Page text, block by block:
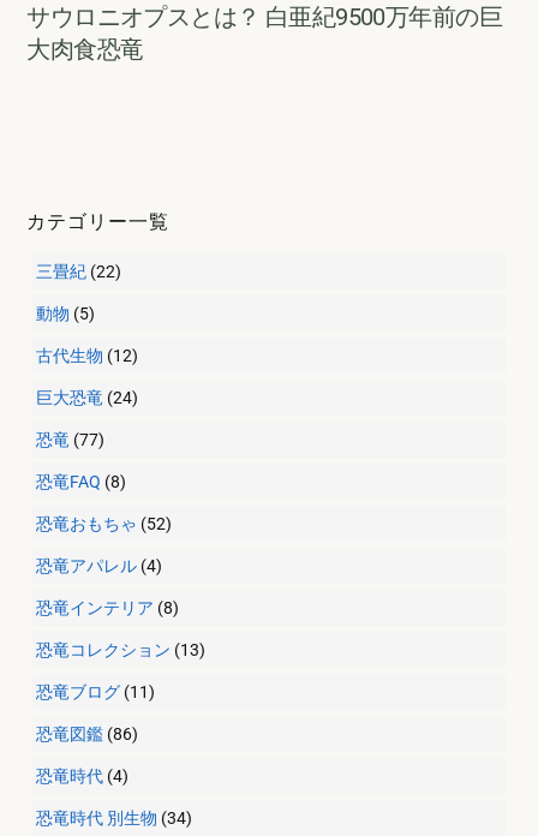
サウロニオプスとは？ 白亜紀9500万年前の巨
大肉食恐竜
カテゴリー一覧
三畳紀 (22)
動物 (5)
古代生物 (12)
巨大恐竜 (24)
恐竜 (77)
恐竜FAQ (8)
恐竜おもちゃ (52)
恐竜アパレル (4)
恐竜インテリア (8)
恐竜コレクション (13)
恐竜ブログ (11)
恐竜図鑑 (86)
恐竜時代 (4)
恐竜時代 別生物 (34)